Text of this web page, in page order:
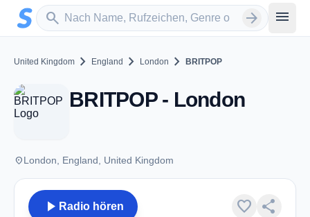
Zum Hauptinhalt springen
search
Sender suchen arrow_forward menu
United Kingdom chevron_right England chevron_right London chevron_right BRITPOP
BRITPOP - London
placeLondon, England, United Kingdom
play_arrow Radio hören favorite share